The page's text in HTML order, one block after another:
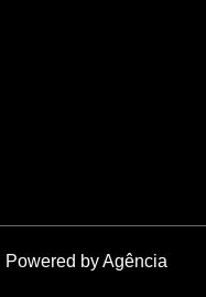
Powered byAgência